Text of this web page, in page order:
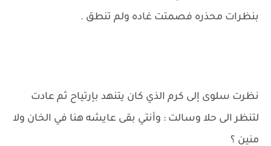
بنظرات محذره فصمتت غاده ولم تنطق .
نظرت سلوى إلى كرم الذي كان يتنهد بإرتياح ثم عادت
لتنظر الى حلا وسالت : وأنتي بقى عايشه هنا في الخان ولا
منين ؟